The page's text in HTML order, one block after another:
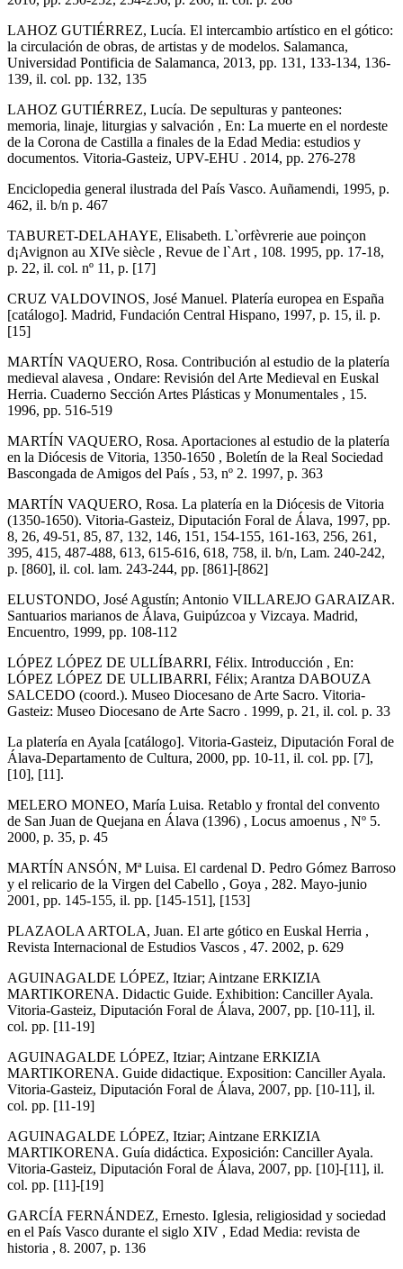
LAHOZ GUTIÉRREZ, Lucía. El intercambio artístico en el gótico:
la circulación de obras, de artistas y de modelos. Salamanca,
Universidad Pontificia de Salamanca, 2013, pp. 131, 133-134, 136-
139, il. col. pp. 132, 135
LAHOZ GUTIÉRREZ, Lucía. De sepulturas y panteones:
memoria, linaje, liturgias y salvación , En: La muerte en el nordeste
de la Corona de Castilla a finales de la Edad Media: estudios y
documentos. Vitoria-Gasteiz, UPV-EHU . 2014, pp. 276-278
Enciclopedia general ilustrada del País Vasco. Auñamendi, 1995, p.
462, il. b/n p. 467
TABURET-DELAHAYE, Elisabeth. L`orfèvrerie aue poinçon
d¡Avignon au XIVe siècle , Revue de l`Art , 108. 1995, pp. 17-18,
p. 22, il. col. nº 11, p. [17]
CRUZ VALDOVINOS, José Manuel. Platería europea en España
[catálogo]. Madrid, Fundación Central Hispano, 1997, p. 15, il. p.
[15]
MARTÍN VAQUERO, Rosa. Contribución al estudio de la platería
medieval alavesa , Ondare: Revisión del Arte Medieval en Euskal
Herria. Cuaderno Sección Artes Plásticas y Monumentales , 15.
1996, pp. 516-519
MARTÍN VAQUERO, Rosa. Aportaciones al estudio de la platería
en la Diócesis de Vitoria, 1350-1650 , Boletín de la Real Sociedad
Bascongada de Amigos del País , 53, nº 2. 1997, p. 363
MARTÍN VAQUERO, Rosa. La platería en la Diócesis de Vitoria
(1350-1650). Vitoria-Gasteiz, Diputación Foral de Álava, 1997, pp.
8, 26, 49-51, 85, 87, 132, 146, 151, 154-155, 161-163, 256, 261,
395, 415, 487-488, 613, 615-616, 618, 758, il. b/n, Lam. 240-242,
p. [860], il. col. lam. 243-244, pp. [861]-[862]
ELUSTONDO, José Agustín; Antonio VILLAREJO GARAIZAR.
Santuarios marianos de Álava, Guipúzcoa y Vizcaya. Madrid,
Encuentro, 1999, pp. 108-112
LÓPEZ LÓPEZ DE ULLÍBARRI, Félix. Introducción , En:
LÓPEZ LÓPEZ DE ULLIBARRI, Félix; Arantza DABOUZA
SALCEDO (coord.). Museo Diocesano de Arte Sacro. Vitoria-
Gasteiz: Museo Diocesano de Arte Sacro . 1999, p. 21, il. col. p. 33
La platería en Ayala [catálogo]. Vitoria-Gasteiz, Diputación Foral de
Álava-Departamento de Cultura, 2000, pp. 10-11, il. col. pp. [7],
[10], [11].
MELERO MONEO, María Luisa. Retablo y frontal del convento
de San Juan de Quejana en Álava (1396) , Locus amoenus , Nº 5.
2000, p. 35, p. 45
MARTÍN ANSÓN, Mª Luisa. El cardenal D. Pedro Gómez Barroso
y el relicario de la Virgen del Cabello , Goya , 282. Mayo-junio
2001, pp. 145-155, il. pp. [145-151], [153]
PLAZAOLA ARTOLA, Juan. El arte gótico en Euskal Herria ,
Revista Internacional de Estudios Vascos , 47. 2002, p. 629
AGUINAGALDE LÓPEZ, Itziar; Aintzane ERKIZIA
MARTIKORENA. Didactic Guide. Exhibition: Canciller Ayala.
Vitoria-Gasteiz, Diputación Foral de Álava, 2007, pp. [10-11], il.
col. pp. [11-19]
AGUINAGALDE LÓPEZ, Itziar; Aintzane ERKIZIA
MARTIKORENA. Guide didactique. Exposition: Canciller Ayala.
Vitoria-Gasteiz, Diputación Foral de Álava, 2007, pp. [10-11], il.
col. pp. [11-19]
AGUINAGALDE LÓPEZ, Itziar; Aintzane ERKIZIA
MARTIKORENA. Guía didáctica. Exposición: Canciller Ayala.
Vitoria-Gasteiz, Diputación Foral de Álava, 2007, pp. [10]-[11], il.
col. pp. [11]-[19]
GARCÍA FERNÁNDEZ, Ernesto. Iglesia, religiosidad y sociedad
en el País Vasco durante el siglo XIV , Edad Media: revista de
historia , 8. 2007, p. 136